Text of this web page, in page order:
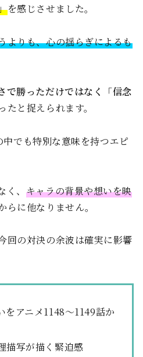
を感じさせました。
よりも、心の揺らぎによるも
で勝っただけではなく「信念
たと捉えられます。
でも特別な意味を持つエピ
、 キャラの背景や想いを映
らに他なりません。
回の対決の余波は確実に影響
をアニメ1148〜1149話か
描写が描く緊迫感